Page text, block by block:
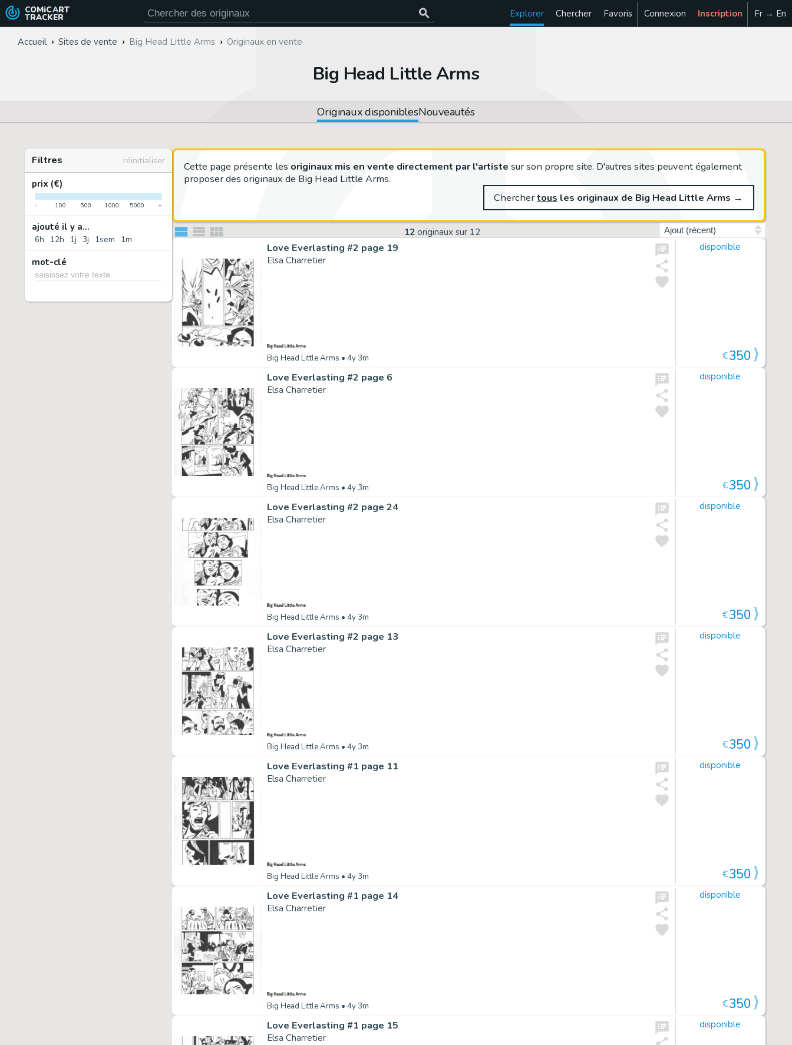
COMiC ART
TRACKER Explorer Chercher Favoris Connexion Inscription Fr → En
Accueil Sites de vente Big Head Little Arms Originaux en vente
Big Head Little Arms
Originaux disponiblesNouveautés
Filtres
réinitialiser
prix (€)
- 100 500 1000 5000 +
ajouté il y a...
6h 12h 1j 3j 1sem 1m
mot-clé
12 originaux sur 12
Cette page présente les originaux mis en vente directement par l'artiste sur son propre site. D'autres sites peuvent également
proposer des originaux de Big Head Little Arms.
Cherchertous les originaux de Big Head Little Arms →
Love Everlasting #2 page 19
Elsa Charretier
Big Head Little Arms • 4y 3m
disponible
€350
Love Everlasting #2 page 6
Elsa Charretier
Big Head Little Arms • 4y 3m
disponible
€350
Love Everlasting #2 page 24
Elsa Charretier
Big Head Little Arms • 4y 3m
disponible
€350
Love Everlasting #2 page 13
Elsa Charretier
Big Head Little Arms • 4y 3m
disponible
€350
Love Everlasting #1 page 11
Elsa Charretier
Big Head Little Arms • 4y 3m
disponible
€350
Love Everlasting #1 page 14
Elsa Charretier
Big Head Little Arms • 4y 3m
disponible
€350
Love Everlasting #1 page 15
Elsa Charretier
disponible